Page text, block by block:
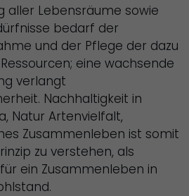
aller Lebensräume sowie
bedarf der
und der Pflege der dazu
eine wachsende
verlangt
Nachhaltigkeit in
Natur Artenvielfalt,
Zusammenleben ist somit
zu verstehen, als
ein Zusammenleben in